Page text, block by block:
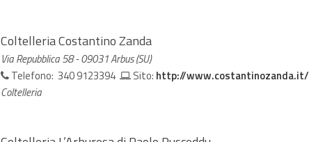
Coltelleria Costantino Zanda
Via Repubblica 58 - 09031 Arbus (SU)
Telefono: 340 9123394
Sito: http://www.costantinozanda.it/
Coltelleria